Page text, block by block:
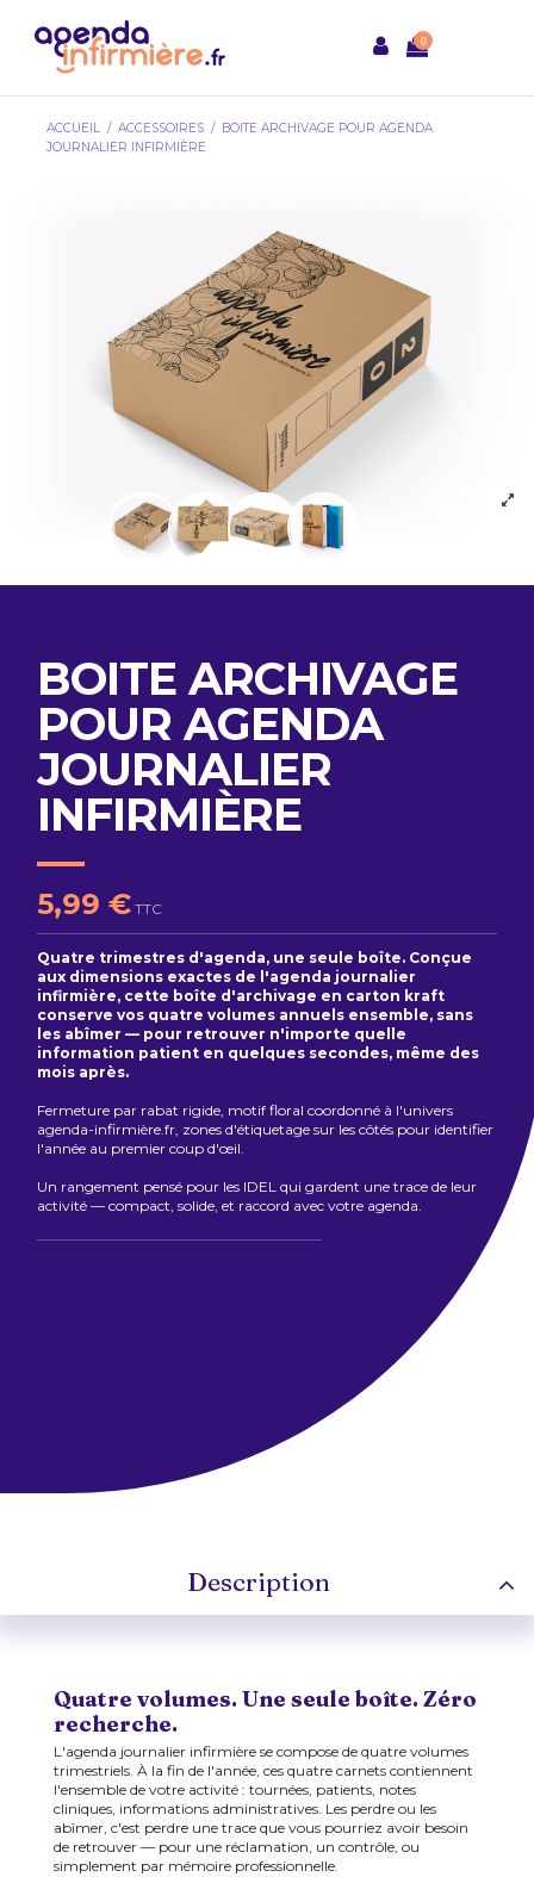
0
ACCUEIL ACCESSOIRES
BOITE ARCHIVAGE POUR AGENDA
JOURNALIER INFIRMIÈRE
BOITE ARCHIVAGE
POUR AGENDA
JOURNALIER
INFIRMIÈRE
5,99 € TTC
Quatre trimestres d'agenda, une seule boîte. Conçue
aux dimensions exactes de l'agenda journalier
infirmière, cette boîte d'archivage en carton kraft
conserve vos quatre volumes annuels ensemble, sans
les abîmer — pour retrouver n'importe quelle
information patient en quelques secondes, même des
mois après.
Fermeture par rabat rigide, motif floral coordonné à l'univers
agenda-infirmière.fr, zones d'étiquetage sur les côtés pour identifier
l'année au premier coup d'œil.
Un rangement pensé pour les IDEL qui gardent une trace de leur
activité — compact, solide, et raccord avec votre agenda.
Description
Quatre volumes. Une seule boîte. Zéro
recherche.
L'agenda journalier infirmière se compose de quatre volumes
trimestriels. À la fin de l'année, ces quatre carnets contiennent
l'ensemble de votre activité : tournées, patients, notes
cliniques, informations administratives. Les perdre ou les
abîmer, c'est perdre une trace que vous pourriez avoir besoin
de retrouver — pour une réclamation, un contrôle, ou
simplement par mémoire professionnelle.